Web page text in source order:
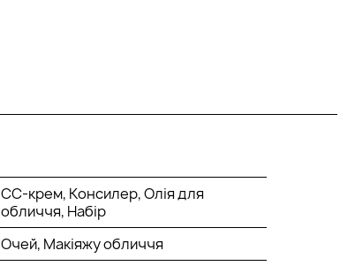
CC-крем, Консилер, Олія для
обличчя, Набір
Очей, Макіяжу обличчя